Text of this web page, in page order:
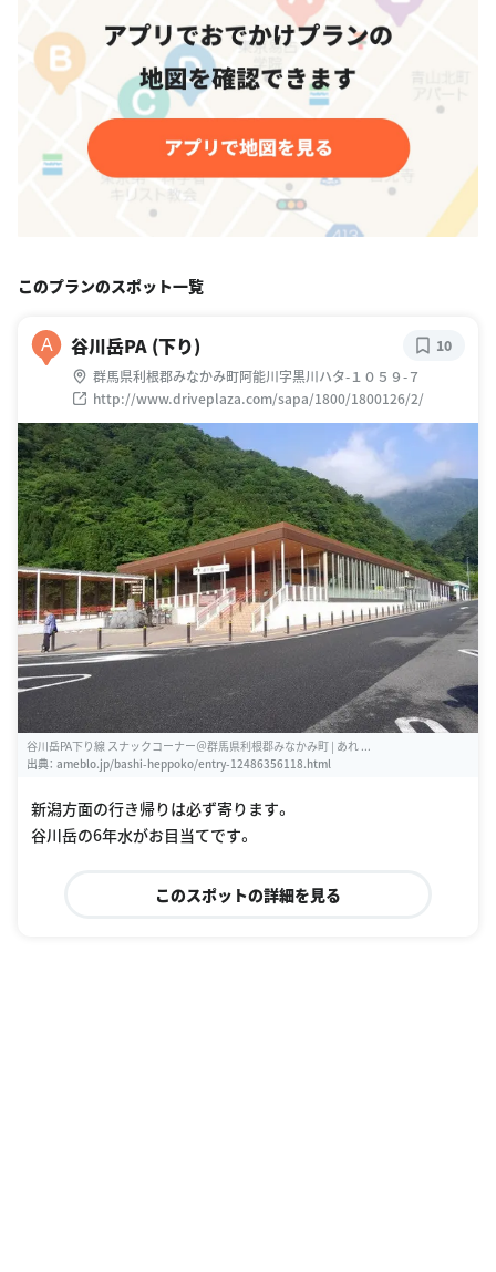
このプランのスポット一覧
A 谷川岳PA (下り)
群馬県利根郡みなかみ町阿能川字黒川ハタ-１０５９-７
http://www.driveplaza.com/sapa/1800/1800126/2/
10
谷川岳PA下り線 スナックコーナー＠群馬県利根郡みなかみ町 | あれ ...
出典： ameblo.jp/bashi-heppoko/entry-12486356118.html
新潟方面の行き帰りは必ず寄ります。
谷川岳の6年水がお目当てです。
このスポットの詳細を見る